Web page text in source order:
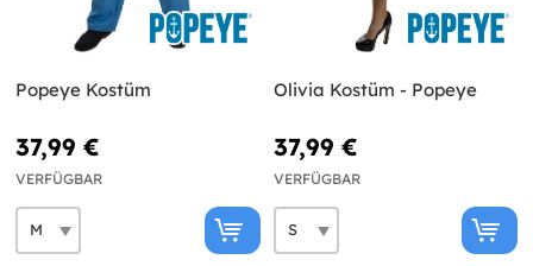
Popeye Kostüm
37,99 €
VERFÜGBAR
Olivia Kostüm - Popeye
37,99 €
VERFÜGBAR